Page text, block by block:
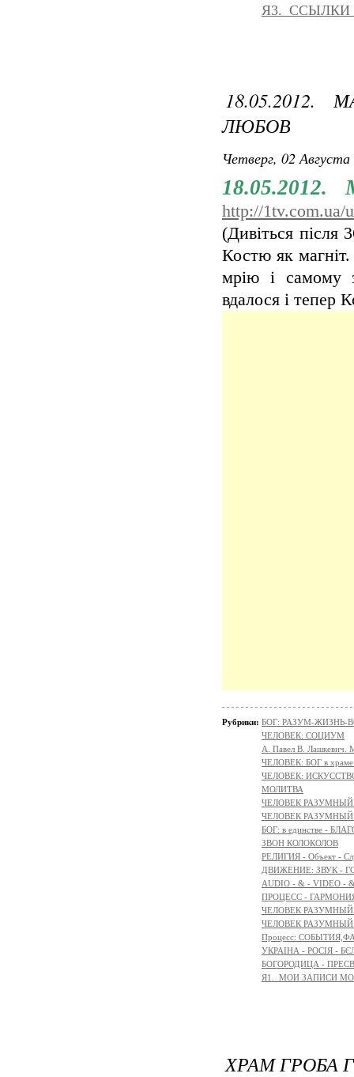
ЛЮБОВ
Четверг, 02
18.05.2012.
http://1tv.com.ua/
(Дивіться після
Костю як магніт.
мрію і самому
вдалося і тепер
Рубрики: БОГ: РАЗУМ-ЖИЗНЬ-
ЧЕЛОВЕК: СОЦИУМ
А. Павел В. Лашкевич.
ЧЕЛОВЕК: БОГ в
ЧЕЛОВЕК:
МОЛИТВА
ЧЕЛОВЕК РАЗУМНЫЙ:
ЧЕЛОВЕК
БОГ: в единстве -
ЗВОН КОЛОКОЛОВ
РЕЛИГИЯ - Объект -
ДВИЖЕНИЕ: ЗВУК -
AUDIO - & - VIDEO -
ПРОЦЕСС -
ЧЕЛОВЕК
ЧЕЛОВЕК РАЗУМНЫЙ:
Процесс:
УКРАІНА - РОСІЯ -
БОГОРОДИЦА -
Я1._МОИ ЗАПИСИ
ХРАМ ГРОБА